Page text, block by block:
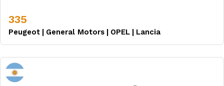
335
Peugeot | General Motors | OPEL | Lancia